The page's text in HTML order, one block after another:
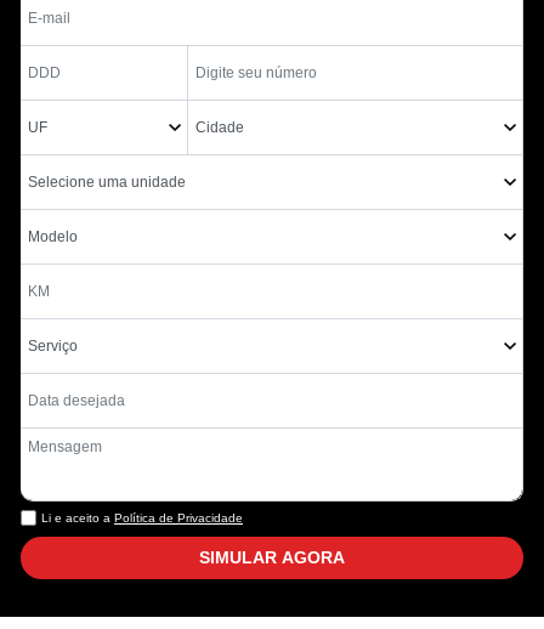
Li e aceito a Política de Privacidade
SIMULAR AGORA